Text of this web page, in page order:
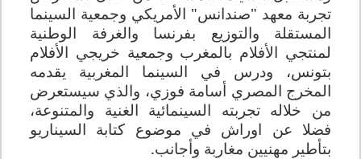
تجربة معهد "صندانس" الأمريكي وجمعية السينما
المستقلة والتوزيع بفرنسا والغرفة الوطنية
لمنتجي الأفلام بالمغرب وجمعية خريجي الأفلام
بتونس، ودرس في السينما المغربية يقدمه
المخرج المصري أسامة فوزي، والذي سيستعرض
من خلاله تجربته السينمائية الغنية والمتنوعة،
فضلا عن اوراش في موضوع كتابة السيناريو
بتأطير مهنيين مغاربة وأجانب.